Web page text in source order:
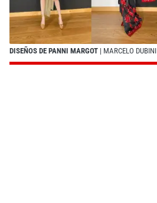
DISEÑOS DE PANNI MARGOT | MARCELO DUBINI